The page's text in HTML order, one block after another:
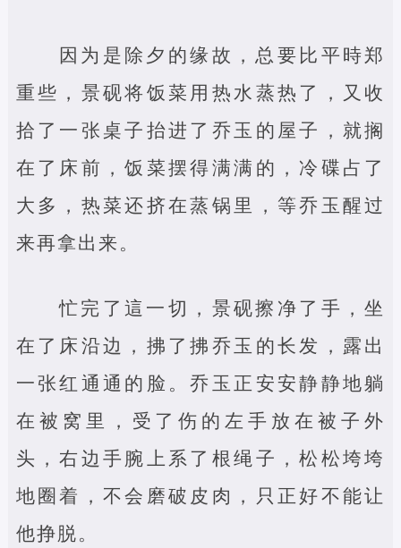
因为是除夕的缘故，总要比平時郑
重些，景砚将饭菜用热水蒸热了，又收
拾了一张桌子抬进了乔玉的屋子，就搁
在了床前，饭菜摆得满满的，冷碟占了
大多，热菜还挤在蒸锅里，等乔玉醒过
来再拿出来。
忙完了這一切，景砚擦净了手，坐
在了床沿边，拂了拂乔玉的长发，露出
一张红通通的脸。乔玉正安安静静地躺
在被窝里，受了伤的左手放在被子外
头，右边手腕上系了根绳子，松松垮垮
地圈着，不会磨破皮肉，只正好不能让
他挣脱。